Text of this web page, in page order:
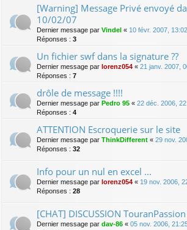
[Warning] Message Privé envoyé
10/02/07
Dernier message par Vindel « 10 févr. 2007, 13:02
Réponses : 3
Un fichier swf dans la signature ??
Dernier message par lorenz054 « 21 janv. 2007,
Réponses : 7
drôle de message !!!!
Dernier message par Pedro 95 « 22 déc. 2006,
Réponses : 4
ATTENTION Escroquerie sur le site
Dernier message par ThinkDifferent « 29 nov.
Réponses : 32
Info pour un nul en excel ...
Dernier message par lorenz054 « 19 nov. 2006,
Réponses : 28
[CHAT] DISCUSSION
Dernier message par dav-86 « 05 nov. 2006,